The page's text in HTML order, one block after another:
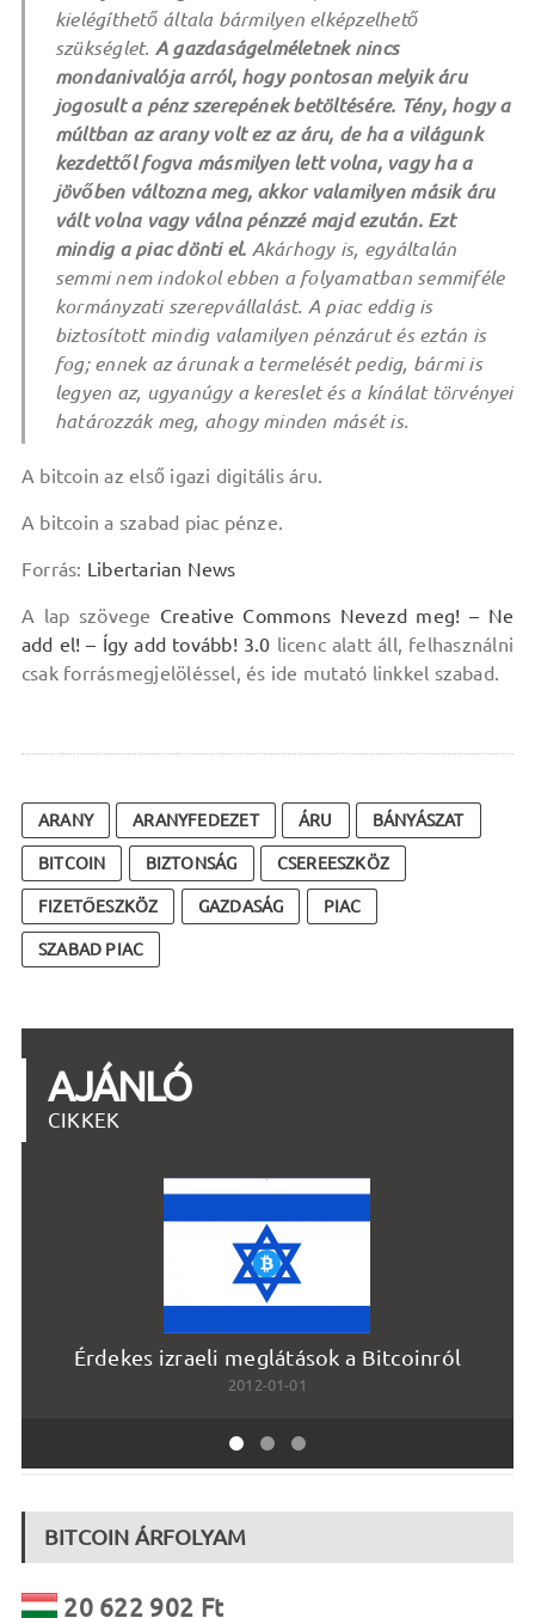
kielégíthető általa bármilyen elképzelhető
szükséglet. A gazdaságelméletnek nincs
mondanivalója arról, hogy pontosan melyik áru
jogosult a pénz szerepének betöltésére. Tény, hogy a
múltban az arany volt ez az áru, de ha a világunk
kezdettől fogva másmilyen lett volna, vagy ha a
jövőben változna meg, akkor valamilyen másik áru
vált volna vagy válna pénzzé majd ezután. Ezt
mindig a piac dönti el. Akárhogy is, egyáltalán
semmi nem indokol ebben a folyamatban semmiféle
kormányzati szerepvállalást. A piac eddig is
biztosított mindig valamilyenpénzárut és eztán is
fog; ennek az árunak a termelését pedig, bármi is
legyen az, ugyanúgy a kereslet és a kínálat törvényei
határozzák meg, ahogy minden másét is.
A bitcoin az első igazi digitális áru.
A bitcoin a szabad piac pénze.
Forrás: Libertarian News
A lap szövege Creative Commons Nevezd meg! – Ne
add el! – Így add tovább! 3.0 licenc alatt áll, felhasználni
csak forrásmegjelöléssel, és ide mutató linkkel szabad.
ARANY ARANYFEDEZET ÁRU BÁNYÁSZAT
BITCOIN BIZTONSÁG CSEREESZKÖZ
FIZETŐESZKÖZ GAZDASÁG PIAC
SZABAD PIAC
AJÁNLÓ
CIKKEK
Érdekes izraeli meglátások a Bitcoinról
2012-01-01
BITCOIN ÁRFOLYAM
20 622 902 Ft